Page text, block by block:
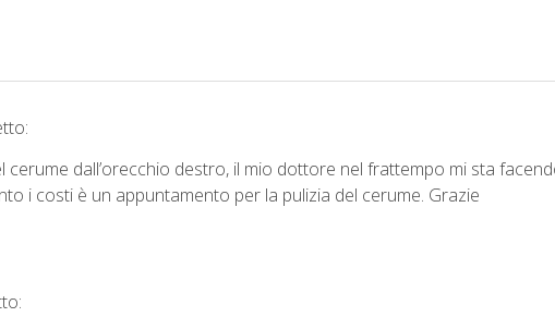
cerume dall’orecchio destro, il mio dottore nel frattempo mi sta
i costi è un appuntamento per la pulizia del cerume. Grazie